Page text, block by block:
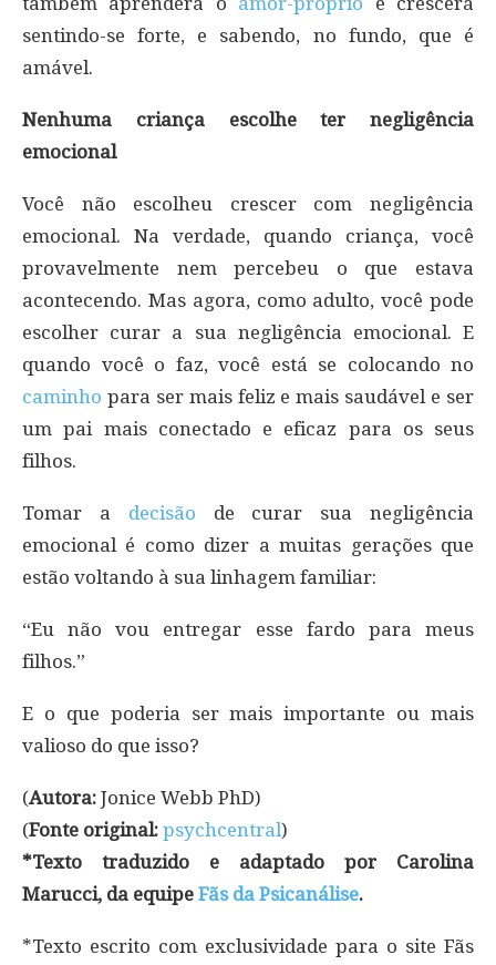
sentindo-se forte, e sabendo, no fundo, que é
amável.
Nenhuma criança escolhe ter negligência
emocional
Você não escolheu crescer com negligência
emocional. Na verdade, quando criança, você
provavelmente nem percebeu o que estava
acontecendo. Mas agora, como adulto, você pode
escolher curar a sua negligência emocional. E
quando você o faz, você está se colocando no
caminho para ser mais feliz e mais saudável e ser
um pai mais conectado e eficaz para os seus
filhos.
Tomar a decisão de curar sua negligência
emocional é como dizer a muitas gerações que
estão voltando à sua linhagem familiar:
“Eu não vou entregar esse fardo para meus
filhos.”
E o que poderia ser mais importante ou mais
valioso do que isso?
(Autora: Jonice Webb PhD)
(Fonte original: psychcentral)
*Texto traduzido e adaptado por Carolina
Marucci, da equipe Fãs da Psicanálise.
*Texto escrito com exclusividade para o site Fãs